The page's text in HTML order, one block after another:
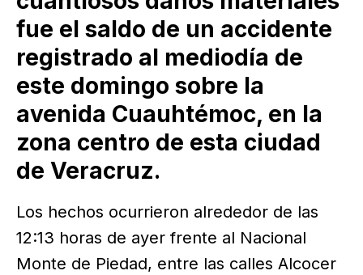
fue el saldo de un accidente
registrado al mediodía de
este domingo sobre la
avenida Cuauhtémoc, en la
zona centro de esta ciudad
de Veracruz.
Los hechos ocurrieron alrededor de las
12:13 horas de ayer frente al Nacional
Monte de Piedad, entre las calles Alcocer